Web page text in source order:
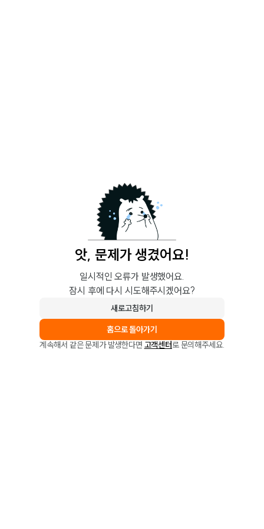
앗, 문제가 생겼어요!
일시적인 오류가 발생했어요.
잠시 후에 다시 시도해주시겠어요?
새로고침하기
홈으로 돌아가기
계속해서 같은 문제가 발생한다면 고객센터로 문의해주세요.